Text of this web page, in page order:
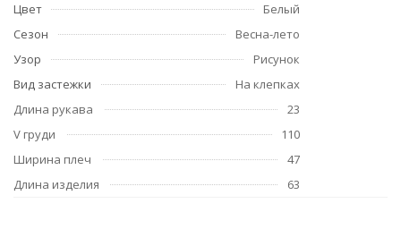
Цвет
Белый
Сезон
Весна-лето
Узор
Рисунок
Вид застежки
На клепках
Длина рукава
23
V груди
110
Ширина плеч
47
Длина изделия
63